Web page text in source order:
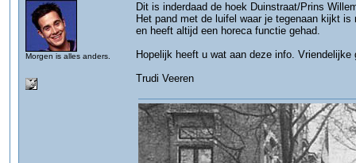
Morgen is alles anders.
Dit is inderdaad de hoek Duinstraat/Prins
Het pand met de luifel waar je tegenaan kijkt
en heeft altijd een horeca functie gehad.
Hopelijk heeft u wat aan deze info. Vriendelijke
Trudi Veeren